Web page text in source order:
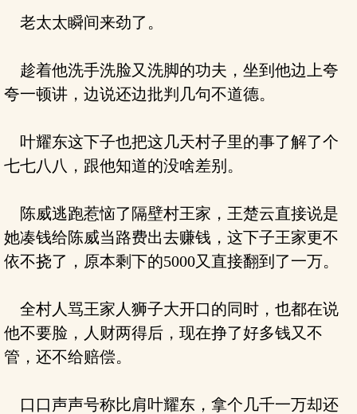
老太太瞬间来劲了。
趁着他洗手洗脸又洗脚的功夫，坐到他边上夸
夸一顿讲，边说还边批判几句不道德。
叶耀东这下子也把这几天村子里的事了解了个
七七八八，跟他知道的没啥差别。
陈威逃跑惹恼了隔壁村王家，王楚云直接说是
她凑钱给陈威当路费出去赚钱，这下子王家更不
依不挠了，原本剩下的5000又直接翻到了一万。
全村人骂王家人狮子大开口的同时，也都在说
他不要脸，人财两得后，现在挣了好多钱又不
管，还不给赔偿。
口口声声号称比肩叶耀东，拿个几千一万却还